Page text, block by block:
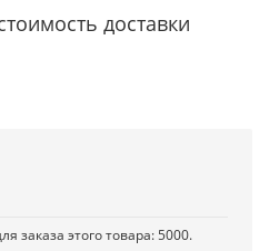
доставки
заказа этого товара: 5000.